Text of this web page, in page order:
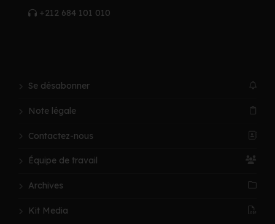
+212 684 101 010
Se désabonner
Note légale
Contactez-nous
Équipe de travail
Archives
Kit Media